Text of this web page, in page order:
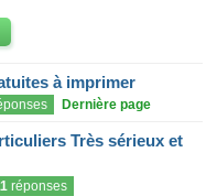
à imprimer
Dernière page
Très sérieux et
réponses